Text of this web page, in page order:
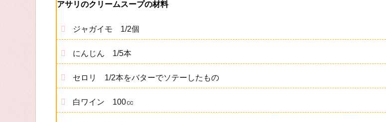
アサリのクリームスープの材料
ジャガイモ 1/2個
にんじん 1/5本
セロリ 1/2本をバターでソテーしたもの
白ワイン 100㏄